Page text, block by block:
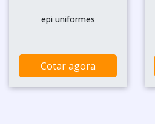
epi uniformes
Cotar agora